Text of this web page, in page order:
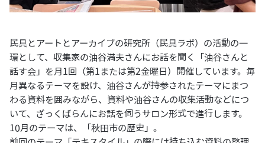
民具とアートとアーカイブの研究所（民具ラボ）の活動の一
環として、収集家の油谷満夫さんにお話を聞く「油谷さんと
話す会」を月1回（第1または第2金曜日）開催しています。毎
月異なるテーマを設け、油谷さんが持参されたテーマにまつ
わる資料を囲みながら、資料や油谷さんの収集活動などにつ
いて、ざっくばらんにお話を伺うサロン形式で進行します。
10月のテーマは、「秋田市の歴史」。